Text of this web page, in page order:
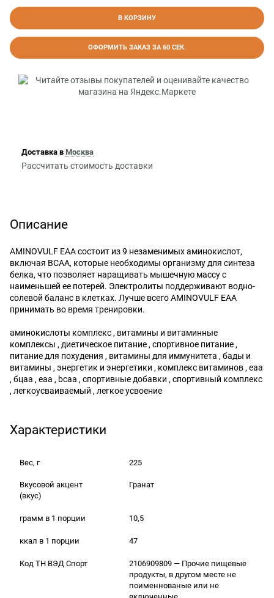
В КОРЗИНУ
ОФОРМИТЬ ЗАКАЗ ЗА 60 СЕК.
Доставка в Москва
Рассчитать стоимость доставки
Описание
AMINOVULF EAA состоит из 9 незаменимых аминокислот,
включая ВСАА, которые необходимы организму для синтеза
белка, что позволяет наращивать мышечную массу с
наименьшей ее потерей. Электролиты поддерживают водно-
солевой баланс в клетках. Лучше всего AMINOVULF EAA
принимать во время тренировки.
аминокислоты комплекс , витамины и витаминные
комплексы , диетическое питание , спортивное питание ,
питание для похудения , витамины для иммунитета , бады и
витамины , энергетик и энергетики , комплекс витаминов , еаа
, бцаа , eaa , bcaa , спортивные добавки , спортивный комплекс
, легкоусваиваемый , легкое усвоение
Характеристики
Вес, г 225
Вкусовой акцент
(вкус)
Гранат
грамм в 1 порции 10,5
ккал в 1 порции 47
Код ТН ВЭД Спорт
2106909809 — Прочие пищевые
продукты, в другом месте не
поименнованые или не